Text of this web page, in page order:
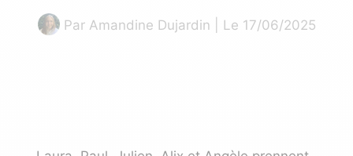
Par Amandine Dujardin | Le 17/06/2025